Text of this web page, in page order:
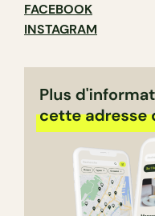
FACEBOOK
INSTAGRAM